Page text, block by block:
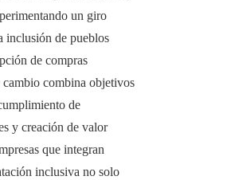
un giro
inclusión de pueblos
de compras
cambio combina objetivos
de
y creación de valor
que integran
inclusiva no solo